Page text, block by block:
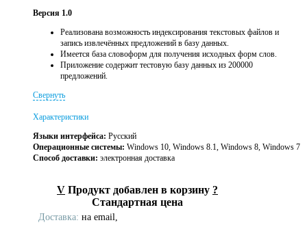
Версия 1.0
Реализована возможность индексирования текстовых файлов и
запись извлечённых предложений в базу данных.
Имеется база словоформ для получения исходных форм слов.
Приложение содержит тестовую базу данных из 200000
предложений.
Свернуть
Характеристики
Языки интерфейса: Русский
Операционные системы: Windows 10, Windows 8.1, Windows 8, Windows 7
Способ доставки: электронная доставка
V Продукт добавлен в корзину ?
Стандартная цена
Доставка: на email,